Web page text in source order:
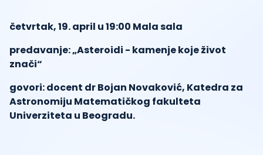
četvrtak, 19. april u 19:00 Mala sala
predavanje:„Asteroidi - kamenje koje život
znači“
govori:docent dr Bojan Novaković, Katedra za
Astronomiju Matematičkog fakulteta
Univerziteta u Beogradu.